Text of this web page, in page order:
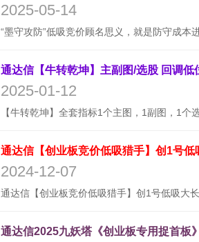
2025-05-14
2025-01-12
通达信【创业板竞价低吸猎手】创1号
2024-12-07
通达信2025九妖塔《创业板专用捉首板